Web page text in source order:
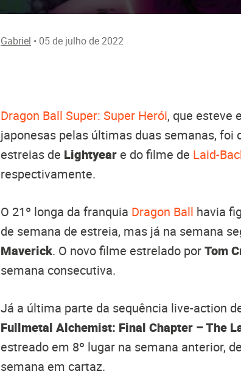
Gabriel • 05 de julho de 2022
Dragon Ball Super: Super Herói, que esteve
japonesas pelas últimas duas semanas, foi
estreias de Lightyear e do filme de Laid-
respectivamente.
O 21º longa da franquia Dragon Ball havia
de semana de estreia, mas já na semana
Maverick. O novo filme estrelado porTom
semana consecutiva.
Já a última parte da sequência live-action
Fullmetal Alchemist: Final Chapter – The
estreado em 8º lugar na semana anterior,
semana em cartaz.